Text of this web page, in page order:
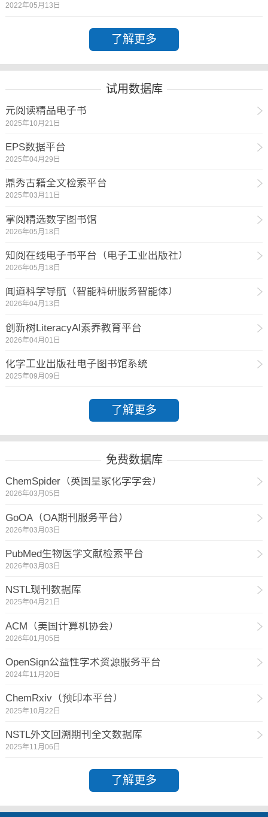
2022年05月13日
了解更多
试用数据库
元阅读精品电子书
2025年10月21日
EPS数据平台
2025年04月29日
鼎秀古籍全文检索平台
2025年03月11日
掌阅精选数字图书馆
2026年05月18日
知阅在线电子书平台（电子工业出版社）
2026年05月18日
闻道科学导航（智能科研服务智能体）
2026年04月13日
创新树LiteracyAl素养教育平台
2026年04月01日
化学工业出版社电子图书馆系统
2025年09月09日
了解更多
免费数据库
ChemSpider（英国皇家化学学会）
2026年03月05日
GoOA（OA期刊服务平台）
2026年03月03日
PubMed生物医学文献检索平台
2026年03月03日
NSTL现刊数据库
2025年04月21日
ACM（美国计算机协会）
2026年01月05日
OpenSign公益性学术资源服务平台
2024年11月20日
ChemRxiv（预印本平台）
2025年10月22日
NSTL外文回溯期刊全文数据库
2025年11月06日
了解更多